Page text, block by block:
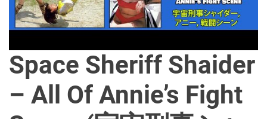
Space Sheriff Shaider
– All Of Annie’s Fight